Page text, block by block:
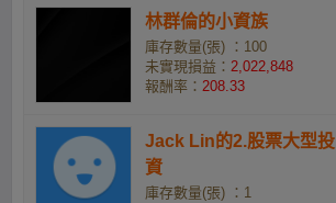
林群倫的小資族
庫存數量(張) ：100
未實現損益： 2,022,848
報酬率： 208.33
Jack Lin的2.股票大型投
資
庫存數量(張) ：1